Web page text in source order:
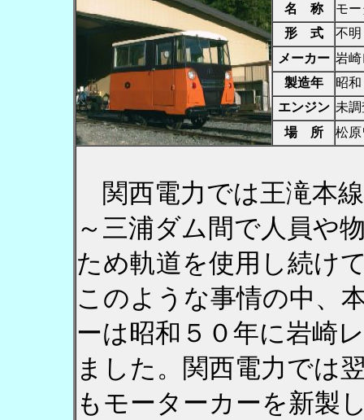
名 称
モ
形 式
不明
メーカー 岩
製造年
昭
エンジン 未
場 所
松
関西電力では王滝本
～三浦ダム間で人員や
ため軌道を使用し続け
このような事情の中、
ーは昭和５０年に岩崎
ました。関西電力では
もモーターカーを新製